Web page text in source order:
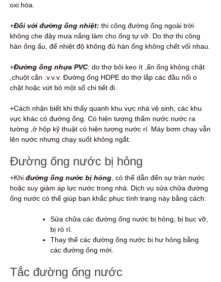
oxi hóa.
+Đối với đường ống nhiệt: thi công đường ống ngoài trời
không che đậy mưa nắng làm cho ống tự vỡ. Do thợ thi công
hàn ống ẩu, để nhiệt độ không đủ hàn ống không chết vối nhau.
+Đường ống nhựa PVC: do thợ bôi keo ít ,ấn ống không chặt
,chuột cắn .v.v.v. Đường ống HDPE do thợ lắp các đầu nối o
chặt hoặc vứt bỏ một số chi tiết đi.
+Cách nhận biết khi thấy quanh khu vực nhà vệ sinh, các khu
vực khác có đường ống. Có hiện tượng thấm nước nước ra
tường ,ở hộp kỹ thuật có hiện tượng nước rỉ. Máy bơm chạy vẫn
lên nước nhưng chạy suốt không ngắt.
Đường ống nước bị hỏng
+Khi đường ống nước bị hỏng , có thể dẫn đến sự tràn nước
hoặc suy giảm áp lực nước trong nhà. Dịch vụ sửa chữa đường
ống nước có thể giúp bạn khắc phục tình trạng này bằng cách:
Sửa chữa các đường ống nước bị hỏng, bị bục vỡ,
bị rò rỉ.
Thay thế các đường ống nước bị hư hỏng bằng
các đường ống mới.
Tắc đường ống nước